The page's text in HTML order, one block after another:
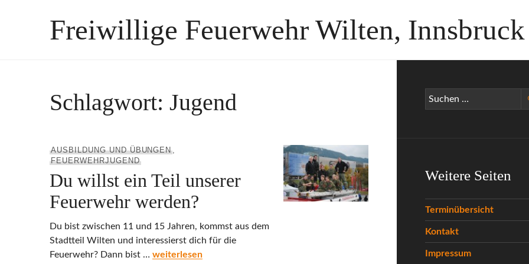
Freiwillige Feuerwehr Wilten, Innsbruck
Schlagwort: Jugend
AUSBILDUNG UND ÜBUNGEN,
FEUERWEHRJUGEND
Du willst ein Teil unserer
Feuerwehr werden?
Du bist zwischen 11 und 15 Jahren, kommst aus dem
Stadtteil Wilten und interessierst dich für die
Feuerwehr? Dann bist … Du willst ein Teil unserer Feuerwehr werden?
weiterlesen
Suchen
nach:
Weitere Seiten
Terminübersicht
Kontakt
Impressum